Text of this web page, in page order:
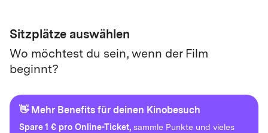
Sitzplätze auswählen
Wo möchtest du sein, wenn der Film
beginnt?
👋 Mehr Benefits für deinen Kinobesuch
Spare1 € pro Online-Ticket, sammle Punkte und vieles